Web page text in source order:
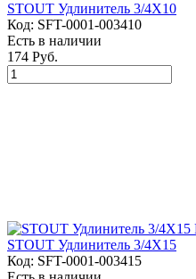
STOUT Удлинитель 3/4X10
Код: SFT-0001-003410
Есть в наличии
174 Руб.
STOUT Удлинитель 3/4X15
Код: SFT-0001-003415